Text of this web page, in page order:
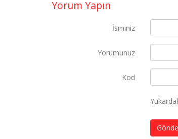
Yorum Yapın
İsminiz
Yorumunuz
Kod